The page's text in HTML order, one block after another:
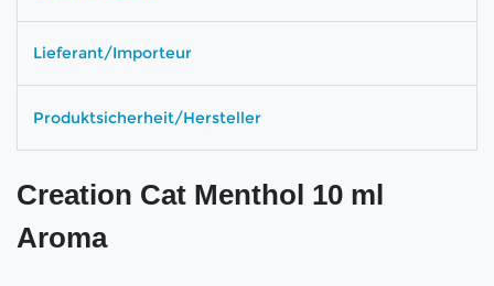
Lieferant/Importeur
Produktsicherheit/Hersteller
Creation Cat Menthol 10 ml
Aroma